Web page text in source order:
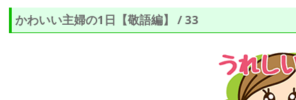
かわいい主婦の1日【敬語編】 / 33